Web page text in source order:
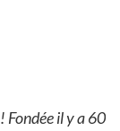
Fondée il y a 60